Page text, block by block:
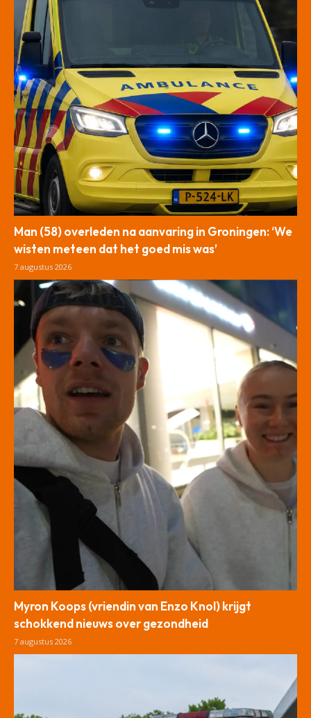
Man (58) overleden na aanvaring in Groningen: ‘We
wisten meteen dat het goed mis was’
7 augustus 2026
Myron Koops (vriendin van Enzo Knol) krijgt
schokkend nieuws over gezondheid
7 augustus 2026